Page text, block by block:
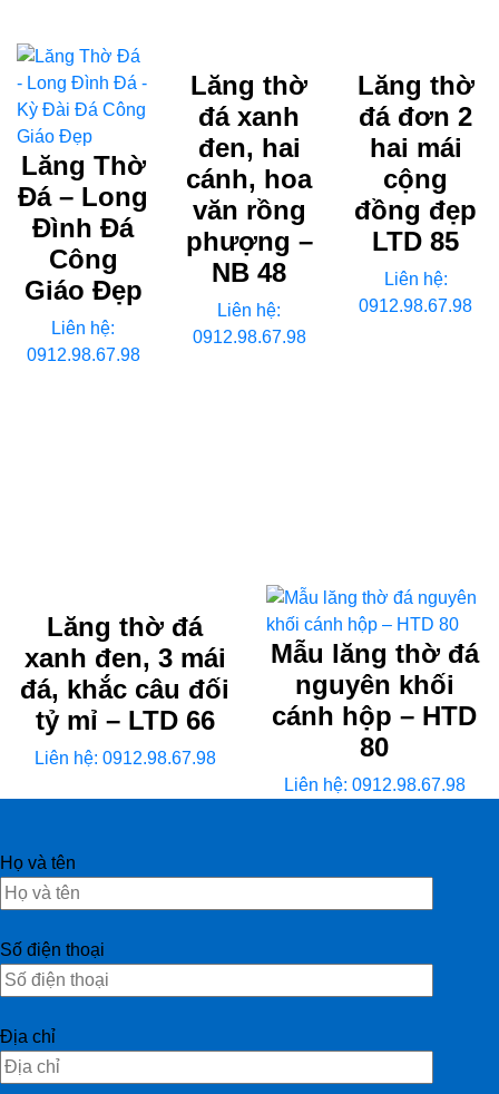
Lăng Thờ
Đá – Long
Đình Đá
Công
Giáo Đẹp
Liên hệ:
0912.98.67.98
Lăng thờ
đá xanh
đen, hai
cánh, hoa
văn rồng
phượng –
NB 48
Liên hệ:
0912.98.67.98
Lăng thờ
đá đơn 2
hai mái
cộng
đồng đẹp
LTD 85
Liên hệ:
0912.98.67.98
Lăng thờ đá
xanh đen, 3 mái
đá, khắc câu đối
tỷ mỉ – LTD 66
Liên hệ: 0912.98.67.98
Mẫu lăng thờ đá
nguyên khối
cánh hộp – HTD
80
Liên hệ: 0912.98.67.98
Họ và tên
Số điện thoại
Địa chỉ